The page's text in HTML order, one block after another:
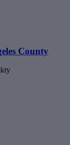
County